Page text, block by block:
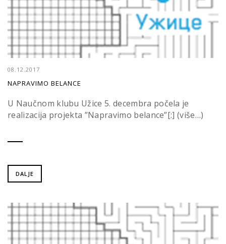
08.12.2017
NAPRAVIMO BELANCE
U Naučnom klubu Užice 5. decembra počela je
realizacija projekta ”Napravimo belance”[:] (više…)
DALJE